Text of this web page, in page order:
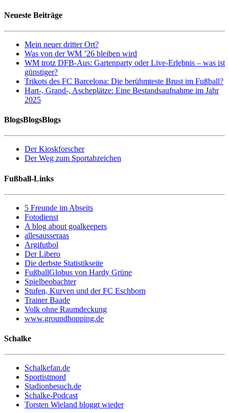
Neueste Beiträge
Mein neuer dritter Ort?
Was von der WM ’26 bleiben wird
WM trotz DFB-Aus: Gartenparty oder Live-Erlebnis – was ist
günstiger?
Trikots des FC Barcelona: Die berühmteste Brust im Fußball?
Hart-, Grand-, Ascheplätze: Eine Bestandsaufnahme im Jahr
2025
BlogsBlogsBlogs
Der Kioskforscher
Der Weg zum Sportabzeichen
Fußball-Links
5 Freunde im Abseits
Fotodienst
A blog about goalkeepers
allesausseraas
Argifutbol
Der Libero
Die derbste Statistikseite
FußballGlobus von Hardy Grüne
Spielbeobachter
Stufen, Kurven und der FC Eschborn
Trainer Baade
Volk ohne Raumdeckung
www.groundhopping.de
Schalke
Schalkefan.de
Sportistmord
Stadionbesuch.de
Schalke-Podcast
Torsten Wieland bloggt wieder